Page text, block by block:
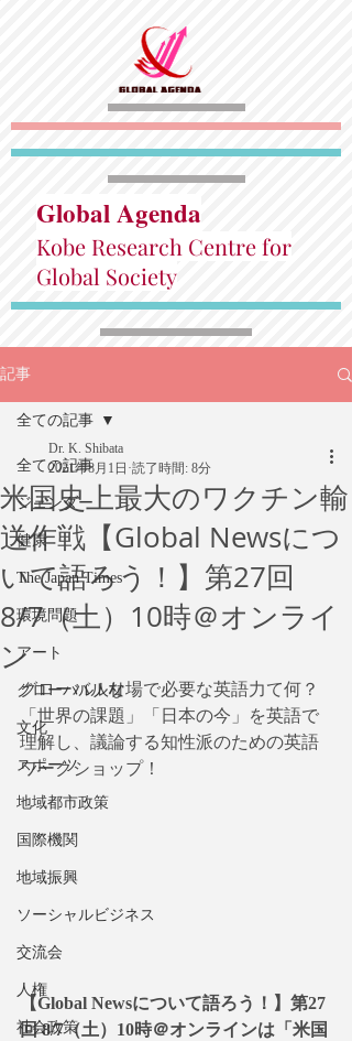
Global Agenda
Kobe Research Centre for
Global Society
記事
全ての記事
ジェンダー
健康
The Japan Times
環境問題
アート
グローバル人材
文化
スポーツ
地域都市政策
国際機関
地域振興
ソーシャルビジネス
交流会
人権
社会政策
全ての記事
米国史上最大のワクチン輸
送作戦【Global Newsにつ
いて語ろう！】第27回
8/7（土）10時＠オンライ
ン
Dr. K. Shibata
2021年8月1日 読了時間: 8分
グローバルな場で必要な英語力て何？
「世界の課題」「日本の今」を英語で
理解し、議論する知性派のための英語
ワークショップ！
【Global Newsについて語ろう！】第27
回 8/7（土）10時＠オンラインは「米国